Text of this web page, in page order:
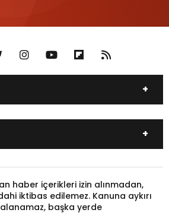
SİYASET
SPOR
YEREL YÖNETİM
HAYVANLAR
KONSER
Canlı Sonuçlar
Fikstür
Burçlar
haber içerikleri izin alınmadan,
iktibas edilemez. Kanuna aykırı
başka yerde